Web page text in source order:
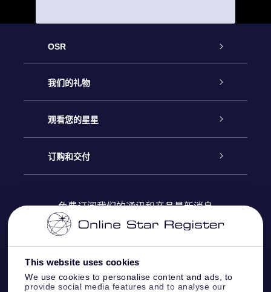
This website uses cookies
We use cookies to personalise content and ads, to
provide social media features and to analyse our
OSR
客户服务
联系我们
博客
评论
我们的礼物
Online Star礼物
OSR 礼物包
OSR 礼物卡
公司礼品
观看您的星星
Online Star Register
个性化的Star Page
One Million Stars
订购和交付
付款信息
配送信息
免费订阅我们的通讯和产品最新消息